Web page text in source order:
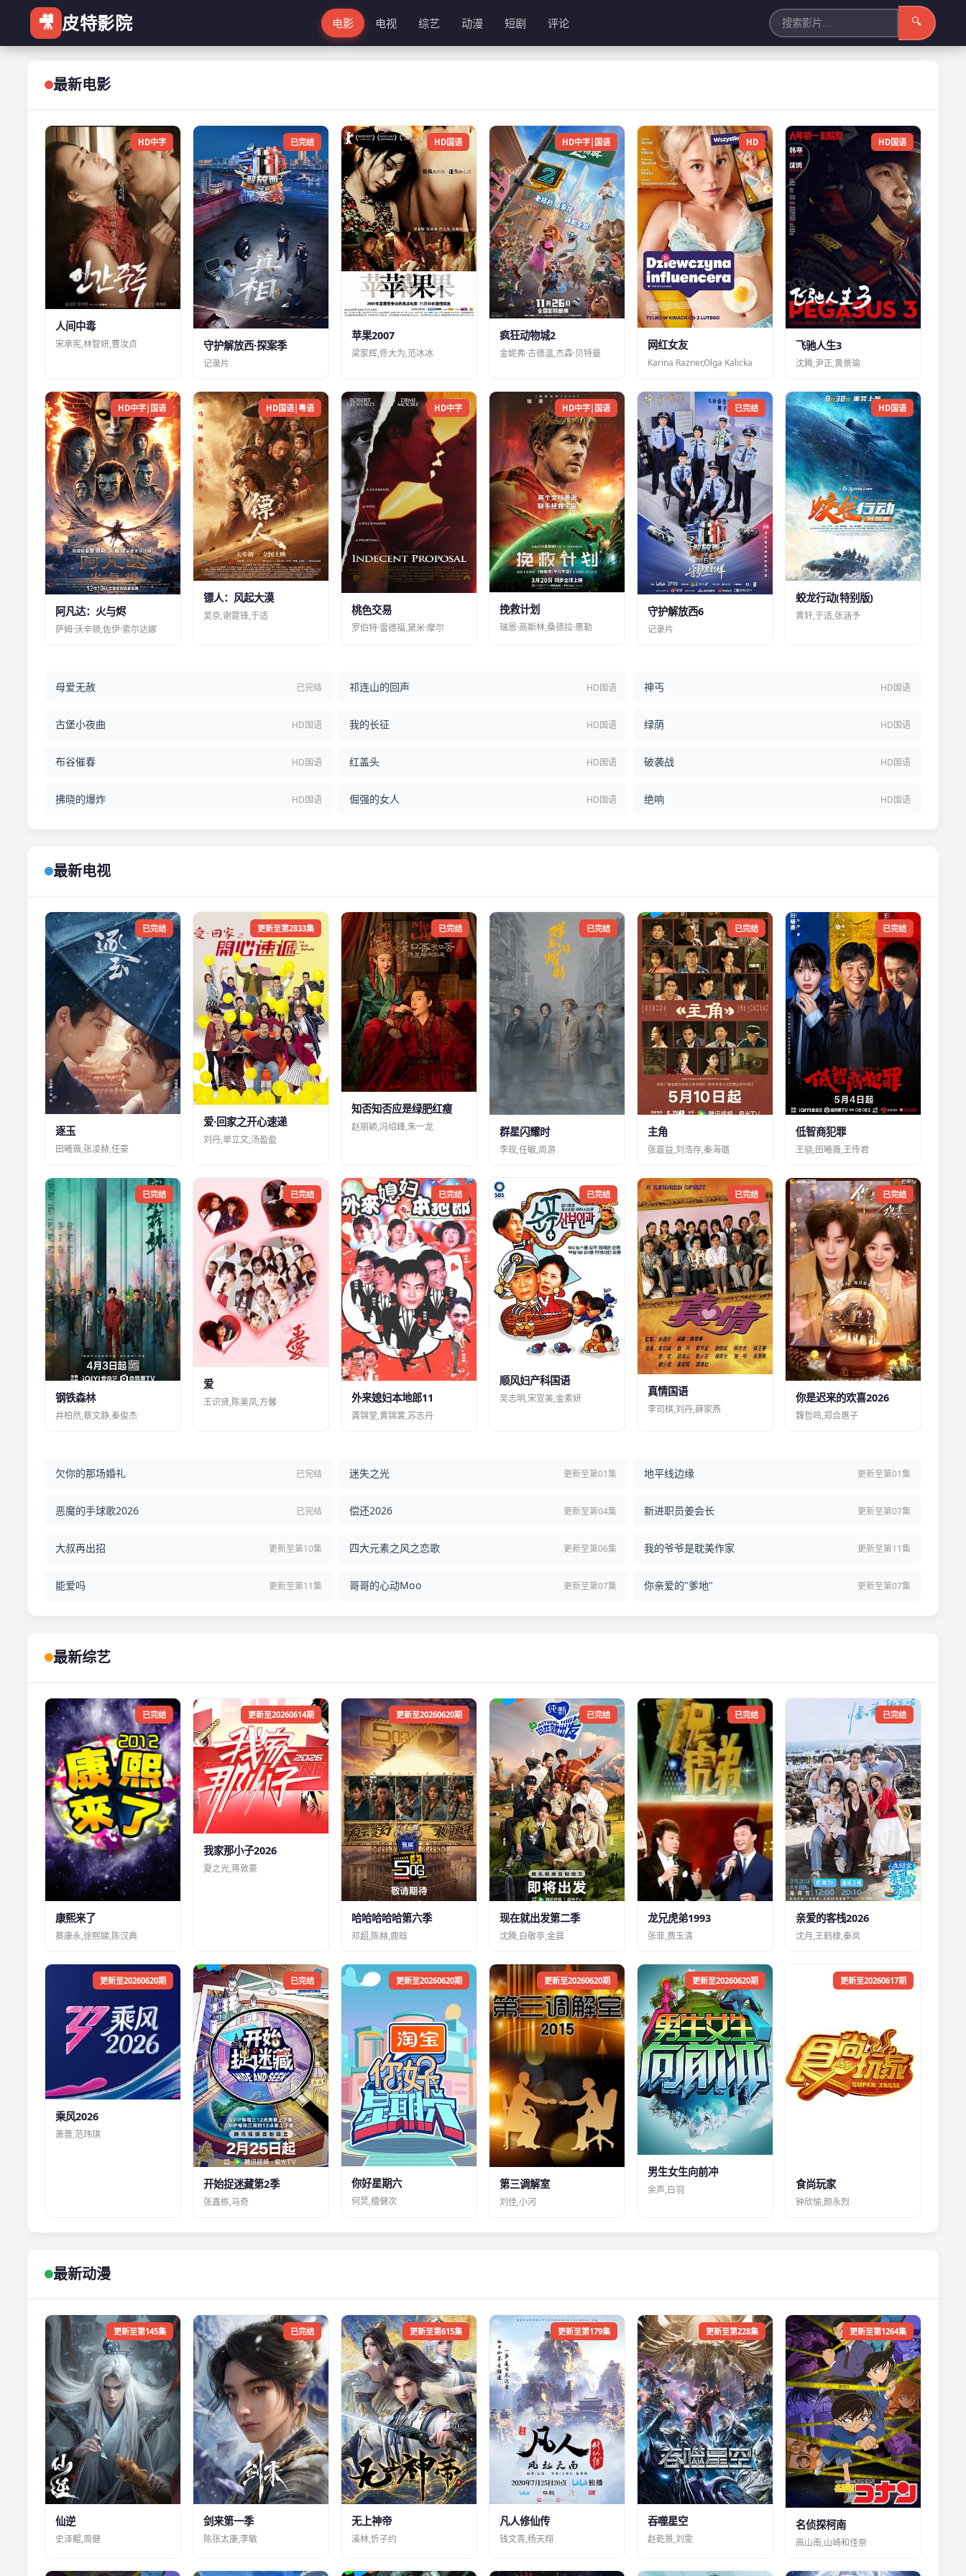
🎥 皮特影院 电影 电视 综艺 动漫 短剧 评论 🔍
最新电影
HD中字
人间中毒
宋承宪,林智妍,曹汝贞
已完结
守护解放西·探案季
记录片
HD国语
苹果2007
梁家辉,佟大为,范冰冰
HD中字|国语
疯狂动物城2
金妮弗·古德温,杰森·贝特曼
HD
网红女友
Karina Razner,Olga Kalicka
HD国语
飞驰人生3
沈腾,尹正,黄景瑜
HD中字|国语
阿凡达：火与烬
萨姆·沃辛顿,佐伊·索尔达娜
HD国语|粤语
镖人：风起大漠
吴京,谢霆锋,于适
HD中字
桃色交易
罗伯特·雷德福,黛米·摩尔
HD中字|国语
挽救计划
瑞恩·高斯林,桑德拉·惠勒
已完结
守护解放西6
记录片
HD国语
蛟龙行动(特别版)
黄轩,于适,张涵予
母爱无赦 已完结 祁连山的回声 HD国语 神丐 HD国语
古堡小夜曲 HD国语 我的长征 HD国语 绿荫 HD国语
布谷催春 HD国语 红盖头 HD国语 破袭战 HD国语
拂晓的爆炸 HD国语 倔强的女人 HD国语 绝响 HD国语
最新电视
已完结
逐玉
田曦薇,张凌赫,任豪
更新至第2833集
爱·回家之开心速递
刘丹,单立文,汤盈盈
已完结
知否知否应是绿肥红瘦
赵丽颖,冯绍峰,朱一龙
已完结
群星闪耀时
李现,任敏,周游
已完结
主角
张嘉益,刘浩存,秦海璐
已完结
低智商犯罪
王骁,田曦薇,王传君
已完结
钢铁森林
井柏然,蔡文静,秦俊杰
已完结
爱
王识贤,陈美凤,方馨
已完结
外来媳妇本地郎11
龚锦堂,黄锦裳,苏志丹
已完结
顺风妇产科国语
吴志明,宋宣美,金素妍
已完结
真情国语
李司棋,刘丹,薛家燕
已完结
你是迟来的欢喜2026
魏哲鸣,郑合惠子
欠你的那场婚礼 已完结 迷失之光 更新至第01集 地平线边缘 更新至第01集
恶魔的手球歌2026 已完结 偿还2026 更新至第04集 新进职员姜会长 更新至第07集
大叔再出招 更新至第10集 四大元素之风之恋歌 更新至第06集 我的爷爷是耽美作家 更新至第11集
能爱吗 更新至第11集 哥哥的心动Moo 更新至第07集 你亲爱的"爹地" 更新至第07集
最新综艺
已完结
康熙来了
蔡康永,徐熙娣,陈汉典
更新至20260614期
我家那小子2026
夏之光,蒋敦豪
更新至20260620期
哈哈哈哈哈第六季
邓超,陈赫,鹿晗
已完结
现在就出发第二季
沈腾,白敬亭,金晨
已完结
龙兄虎弟1993
张菲,费玉清
已完结
亲爱的客栈2026
沈月,王鹤棣,秦岚
更新至20260620期
乘风2026
萧蔷,范玮琪
已完结
开始捉迷藏第2季
张鑫栋,马奇
更新至20260620期
你好星期六
何炅,檀健次
更新至20260620期
第三调解室
刘佳,小河
更新至20260620期
男生女生向前冲
余声,白羽
更新至20260617期
食尚玩家
钟欣愉,颜永烈
最新动漫
更新至第145集
仙逆
史泽鲲,周健
已完结
剑来第一季
陈张太康,李敏
更新至第615集
无上神帝
溪林,忻子约
更新至第179集
凡人修仙传
钱文青,杨天翔
更新至第228集
吞噬星空
赵乾景,刘雯
更新至第1264集
名侦探柯南
高山南,山崎和佳奈